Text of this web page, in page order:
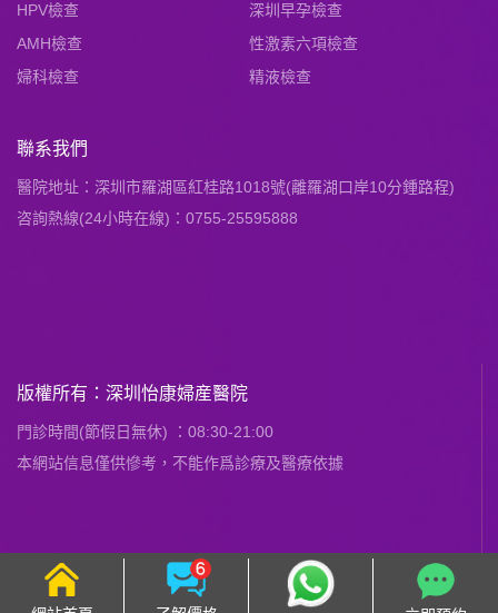
HPV檢查
深圳早孕檢查
AMH檢查
性激素六項檢查
婦科檢查
精液檢查
聯系我們
醫院地址：深圳市羅湖區紅桂路1018號(離羅湖口岸10分鍾路程)
咨詢熱線(24小時在線)：0755-25595888
版權所有：深圳怡康婦産醫院
門診時間(節假日無休) ：08:30-21:00
本網站信息僅供慘考，不能作爲診療及醫療依據